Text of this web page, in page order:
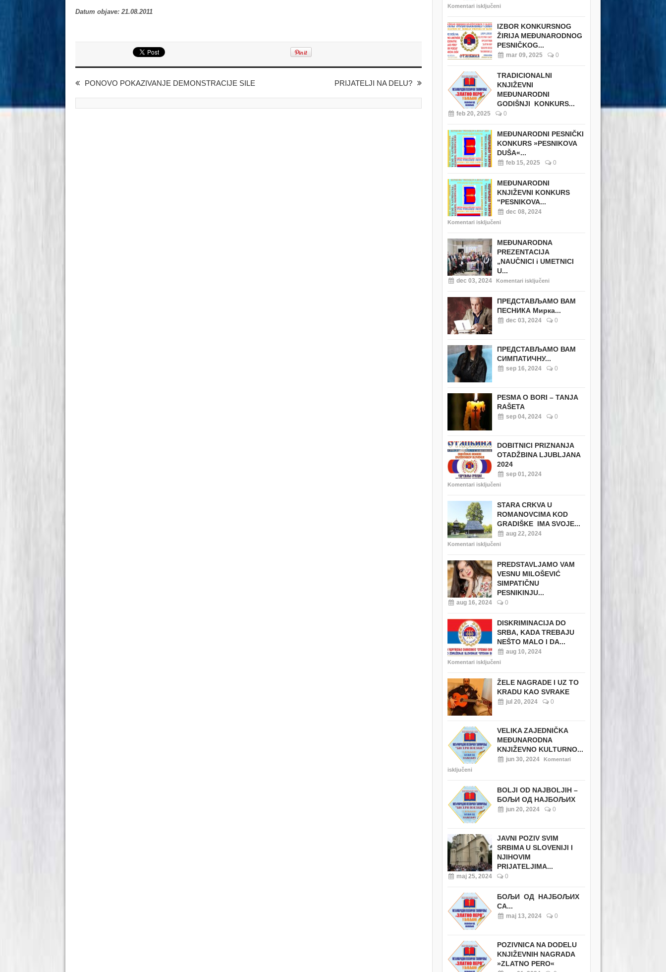
Datum objave: 21.08.2011
PONOVO POKAZIVANJE DEMONSTRACIJE SILE PRIJATELJI NA DELU?
Komentari isključeni
IZBOR KONKURSNOG
ŽIRIJA MEĐUNARODNOG
PESNIČKOG...
mar 09, 2025 0
TRADICIONALNI
KNJIŽEVNI
MEĐUNARODNI
GODIŠNJI KONKURS...
feb 20, 2025 0
MEĐUNARODNI PESNIČKI
KONKURS »PESNIKOVA
DUŠA«...
feb 15, 2025 0
MEĐUNARODNI
KNJIŽEVNI KONKURS
“PESNIKOVA...
dec 08, 2024
Komentari isključeni
MEĐUNARODNA
PREZENTACIJA
„NAUČNICI i UMETNICI
U...
dec 03, 2024 Komentari isključeni
ПРЕДСТАВЉАМО ВАМ
ПЕСНИКА Мирка...
dec 03, 2024 0
ПРЕДСТАВЉАМО ВАМ
СИМПАТИЧНУ...
sep 16, 2024 0
PESMA O BORI – TANJA
RAŠETA
sep 04, 2024 0
DOBITNICI PRIZNANJA
OTADŽBINA LJUBLJANA
2024
sep 01, 2024
Komentari isključeni
STARA CRKVA U
ROMANOVCIMA KOD
GRADIŠKE IMA SVOJE...
aug 22, 2024
Komentari isključeni
PREDSTAVLJAMO VAM
VESNU MILOŠEVIĆ
SIMPATIČNU
PESNIKINJU...
aug 16, 2024 0
DISKRIMINACIJA DO
SRBA, KADA TREBAJU
NEŠTO MALO I DA...
aug 10, 2024
Komentari isključeni
ŽELE NAGRADE I UZ TO
KRADU KAO SVRAKE
jul 20, 2024 0
VELIKA ZAJEDNIČKA
MEĐUNARODNA
KNJIŽEVNO KULTURNO...
jun 30, 2024
Komentari
isključeni
BOLJI OD NAJBOLJIH –
БОЉИ ОД НАЈБОЉИХ
jun 20, 2024 0
JAVNI POZIV SVIM
SRBIMA U SLOVENIJI I
NJIHOVIM
PRIJATELJIMA...
maj 25, 2024 0
БОЉИ ОД НАЈБОЉИХ
СА...
maj 13, 2024 0
POZIVNICA NA DODELU
KNJIŽEVNIH NAGRADA
»ZLATNO PERO«